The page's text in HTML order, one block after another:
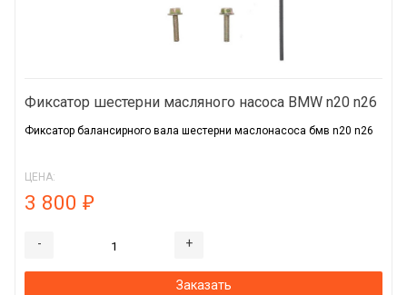
Фиксатор шестерни масляного насоса BMW n20 n26
Фиксатор балансирного вала шестерни маслонасоса бмв n20 n26
ЦЕНА:
3 800 ₽
- +
Заказать